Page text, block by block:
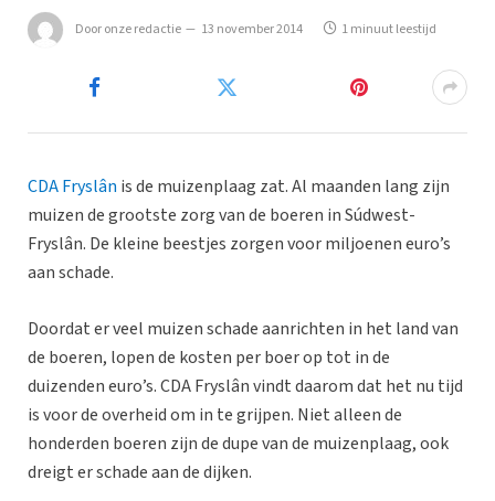
Dooronze redactie 13 november 2014 1 minuut leestijd
CDA Fryslân is de muizenplaag zat. Al maanden lang zijn
muizen de grootste zorg van de boeren in Súdwest-
Fryslân. De kleine beestjes zorgen voor miljoenen euro’s
aan schade.
Doordat er veel muizen schade aanrichten in het land van
de boeren, lopen de kosten per boer op tot in de
duizenden euro’s. CDA Fryslân vindt daarom dat het nu tijd
is voor de overheid om in te grijpen. Niet alleen de
honderden boeren zijn de dupe van de muizenplaag, ook
dreigt er schade aan de dijken.